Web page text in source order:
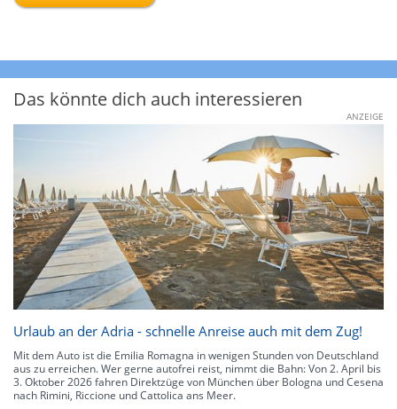
Das könnte dich auch interessieren
ANZEIGE
Urlaub an der Adria - schnelle Anreise auch mit dem Zug!
Mit dem Auto ist die Emilia Romagna in wenigen Stunden von Deutschland
aus zu erreichen. Wer gerne autofrei reist, nimmt die Bahn: Von 2. April bis
3. Oktober 2026 fahren Direktzüge von München über Bologna und Cesena
nach Rimini, Riccione und Cattolica ans Meer.